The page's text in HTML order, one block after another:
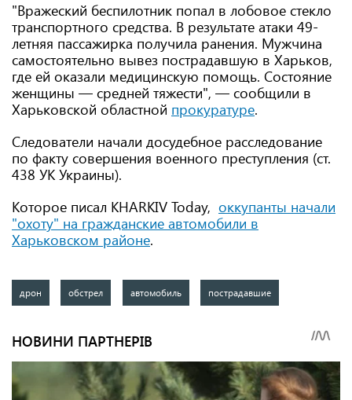
"Вражеский беспилотник попал в лобовое стекло
транспортного средства. В результате атаки 49-
летняя пассажирка получила ранения. Мужчина
самостоятельно вывез пострадавшую в Харьков,
где ей оказали медицинскую помощь. Состояние
женщины — средней тяжести", — сообщили в
Харьковской областной прокуратуре.
Следователи начали досудебное расследование
по факту совершения военного преступления (ст.
438 УК Украины).
Которое писал KHARKIV Today, оккупанты начали
"охоту" на гражданские автомобили в
Харьковском районе.
дрон обстрел автомобиль пострадавшие